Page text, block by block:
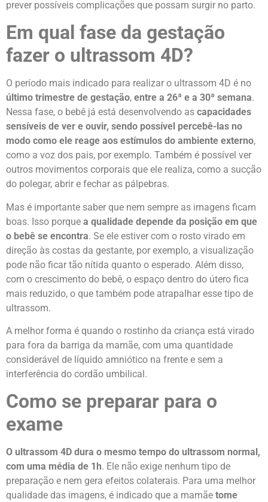
prever possíveis complicações que possam surgir no parto.
Em qual fase da gestação
fazer o ultrassom 4D?
O período mais indicado para realizar o ultrassom 4D é no
último trimestre de gestação, entre a 26ª e a 30ª semana.
Nessa fase, o bebê já está desenvolvendo as capacidades
sensíveis de ver e ouvir, sendo possível percebê-las no
modo como ele reage aos estímulos do ambiente externo,
como a voz dos pais, por exemplo. Também é possível ver
outros movimentos corporais que ele realiza, como a sucção
do polegar, abrir e fechar as pálpebras.
Mas é importante saber que nem sempre as imagens ficam
boas. Isso porque a qualidade depende da posição em que
o bebê se encontra. Se ele estiver com o rosto virado em
direção às costas da gestante, por exemplo, a visualização
pode não ficar tão nítida quanto o esperado. Além disso,
com o crescimento do bebê, o espaço dentro do útero fica
mais reduzido, o que também pode atrapalhar esse tipo de
ultrassom.
A melhor forma é quando o rostinho da criança está virado
para fora da barriga da mamãe, com uma quantidade
considerável de líquido amniótico na frente e sem a
interferência do cordão umbilical.
Como se preparar para o
exame
O ultrassom 4D dura o mesmo tempo do ultrassom normal ,
com uma média de 1h. Ele não exige nenhum tipo de
preparação e nem gera efeitos colaterais. Para uma melhor
qualidade das imagens, é indicado que a mamãe tome